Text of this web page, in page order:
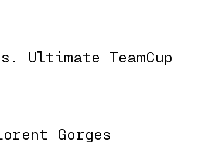
Ultimate TeamCup
Gorges